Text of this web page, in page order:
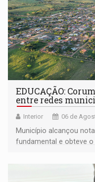
EDUCAÇÃO:
entre redes
Interior 06 de
Município alcançou
fundamental e obteve